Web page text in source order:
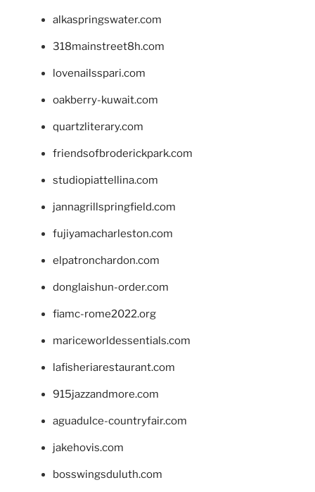
alkaspringswater.com
318mainstreet8h.com
lovenailsspari.com
oakberry-kuwait.com
quartzliterary.com
friendsofbroderickpark.com
studiopiattellina.com
jannagrillspringfield.com
fujiyamacharleston.com
elpatronchardon.com
donglaishun-order.com
fiamc-rome2022.org
mariceworldessentials.com
lafisheriarestaurant.com
915jazzandmore.com
aguadulce-countryfair.com
jakehovis.com
bosswingsduluth.com